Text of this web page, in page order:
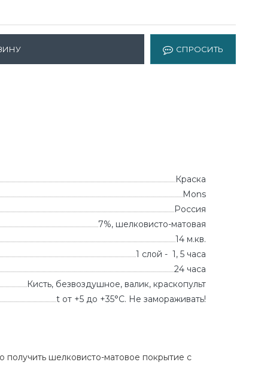
СПРОСИТЬ
Краска
Mons
Россия
7%, шелковисто-матовая
14 м.кв.
1 слой - 1, 5 часа
24 часа
Кисть, безвоздушное, валик, краскопульт
t от +5 до +35°С. Не замораживать!
получить шелковисто-матовое покрытие с